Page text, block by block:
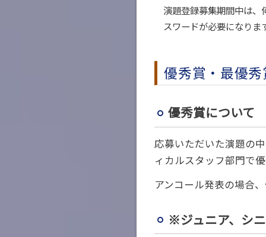
演題登録募集期間中は、
スワードが必要になりま
優秀賞・最優
優秀賞について
応募いただいた演題の
ィカルスタッフ部門で
アンコール発表の場合
※ジュニア、シ